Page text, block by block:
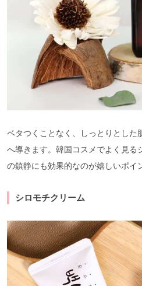
ベタつくことなく、しっとりとした
へ導きます。韓国コスメでよく見る
の鎮静にも効果的なのが嬉しいポイ
シロモチクリーム